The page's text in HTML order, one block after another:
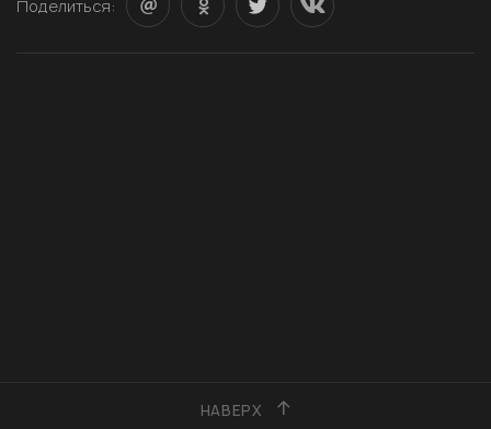
Поделиться:
НАВЕРХ